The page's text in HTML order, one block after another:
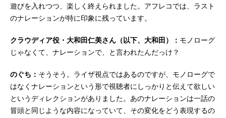
遊びを入れつつ、楽しく終えられました。アフレコでは、ラスト
のナレーションが特に印象に残っています。
クラウディア役・大和田仁美さん（以下、大和田）： モノローグ
じゃなくて、ナレーションで、と言われたんだっけ？
のぐち： そうそう。ライザ視点ではあるのですが、モノローグで
はなくナレーションという形で視聴者にしっかりと伝えて欲しい
というディレクションがありました。あのナレーションは一話の
冒頭と同じような内容になっていて、その変化をどう表現するの